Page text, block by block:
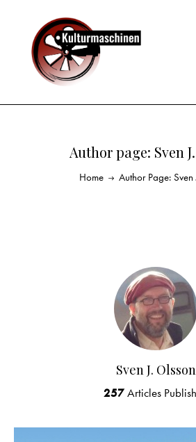
Author page: Sven
Home Author Page: Sven
Sven J. Olsson
257Articles